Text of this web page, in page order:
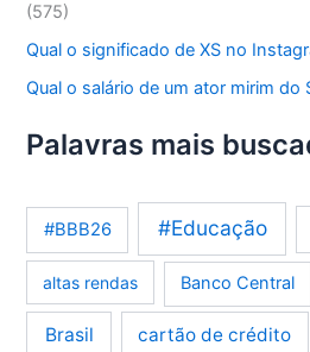
(575)
Qual o significado de XS no
Qual o salário de um ator mirim do
Palavras mais
#BBB26 #Educação
altas rendas Banco Central
Brasil cartão de crédito